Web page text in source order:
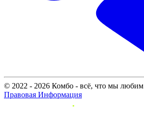
© 2022 - 2026 Комбо - всё, что мы
Правовая Информация